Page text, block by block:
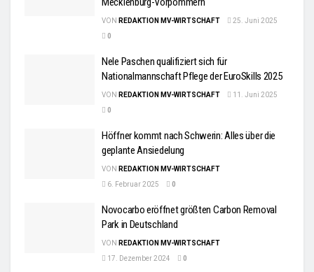
VON REDAKTION MV-WIRTSCHAFT
25. Juni 2025
0
Nele Paschen qualifiziert sich für
Nationalmannschaft Pflege der EuroSkills 2025
VON REDAKTION MV-WIRTSCHAFT
11. Juni 2025
0
Höffner kommt nach Schwerin: Alles über die
geplante Ansiedelung
VON REDAKTION MV-WIRTSCHAFT
6. Februar 2025
0
Novocarbo eröffnet größten Carbon Removal
Park in Deutschland
VON REDAKTION MV-WIRTSCHAFT
17. Dezember 2024
0